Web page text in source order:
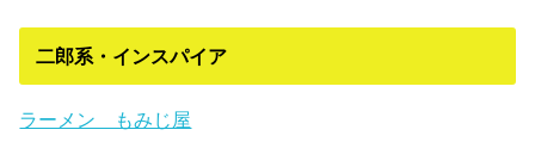
二郎系・インスパイア
ラーメン もみじ屋